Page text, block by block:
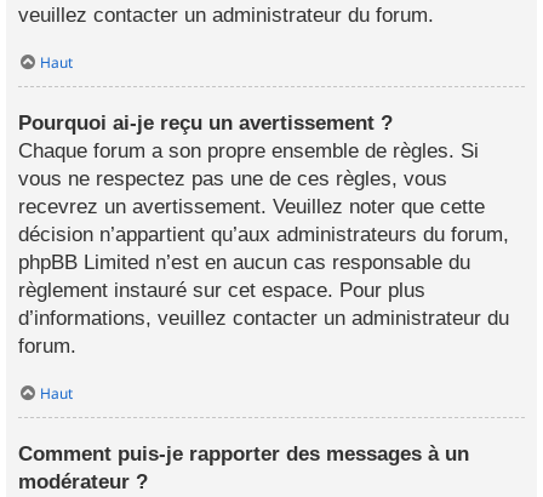
veuillez contacter un administrateur du forum.
Haut
Pourquoi ai-je reçu un avertissement ?
Chaque forum a son propre ensemble de règles. Si
vous ne respectez pas une de ces règles, vous
recevrez un avertissement. Veuillez noter que cette
décision n’appartient qu’aux administrateurs du forum,
phpBB Limited n’est en aucun cas responsable du
règlement instauré sur cet espace. Pour plus
d’informations, veuillez contacter un administrateur du
forum.
Haut
Comment puis-je rapporter des messages à un
modérateur ?